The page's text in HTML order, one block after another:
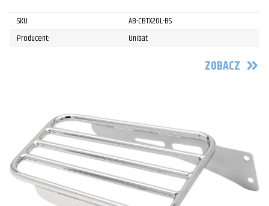
SKU:
AB-CBTX20L-BS
Producent:
Unibat
ZOBACZ